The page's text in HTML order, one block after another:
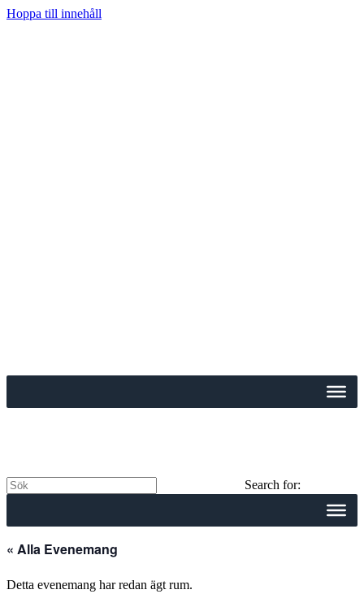
Hoppa till innehåll
Search for:
« Alla Evenemang
Detta evenemang har redan ägt rum.